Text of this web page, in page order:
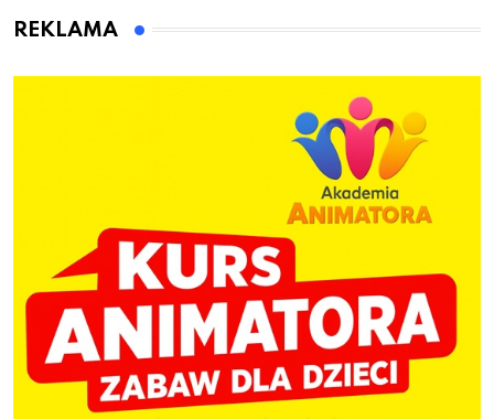
Bolszewie i uderzył w
REKLAMA